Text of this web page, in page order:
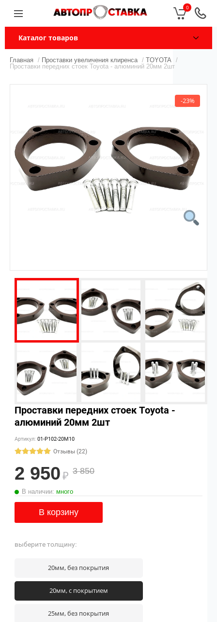
0
Каталог товаров
Главная / Проставки увеличения клиренса / TOYOTA /
Проставки передних стоек Toyota - алюминий 20мм 2шт
-23%
Проставки передних стоек Toyota -
алюминий 20мм 2шт
Артикул: 01-P102-20М10
Отзывы (22)
2 950 ₽ 3 850
В наличии: много
В корзину
выберите толщину:
20мм, без покрытия
20мм, с покрытием
25мм, без покрытия